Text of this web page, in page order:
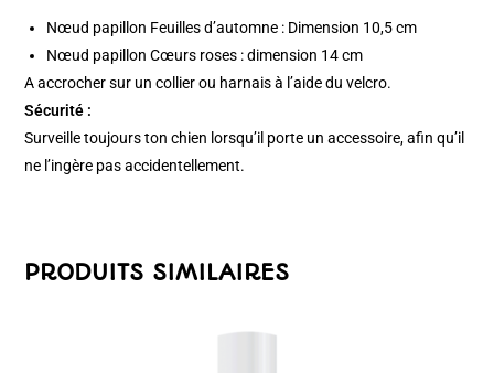
Nœud papillon Feuilles d’automne : Dimension 10,5 cm
Nœud papillon Cœurs roses : dimension 14 cm
A accrocher sur un collier ou harnais à l’aide du velcro.
Sécurité :
Surveille toujours ton chien lorsqu’il porte un accessoire, afin qu’il
ne l’ingère pas accidentellement.
PRODUITS SIMILAIRES